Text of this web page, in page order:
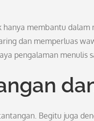
membantu
dan memperluas
pengalaman menulis
Begitu juga